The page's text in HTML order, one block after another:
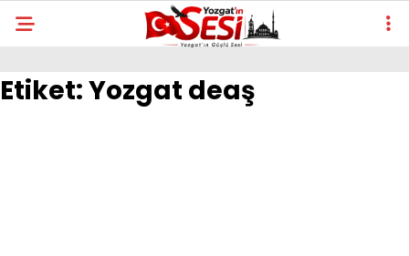
Etiket:Yozgat deaş